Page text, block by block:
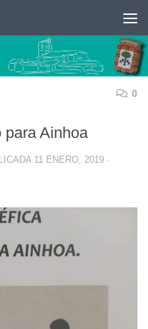
0
para Ainhoa
11 ENERO, 2019 ·